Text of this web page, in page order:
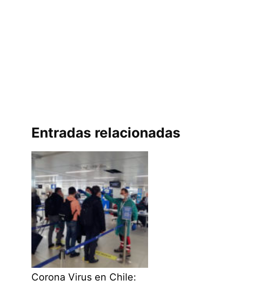
Entradas relacionadas
Corona Virus en Chile: